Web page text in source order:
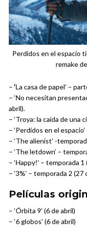
Perdidos en el espacio
remake
– ‘La casa de papel’ –
– ‘No necesitan
abril).
– ‘Troya: la caída de una
– ‘Perdidos en el
– ‘The alienist’ -
– ‘The letdown’ –
– ‘Happy!’ – temporada 1
– ‘3%’ – temporada 2 (27
Películas
– ‘Órbita 9’ (6 de abril)
– ‘6 globos’ (6 de abril)